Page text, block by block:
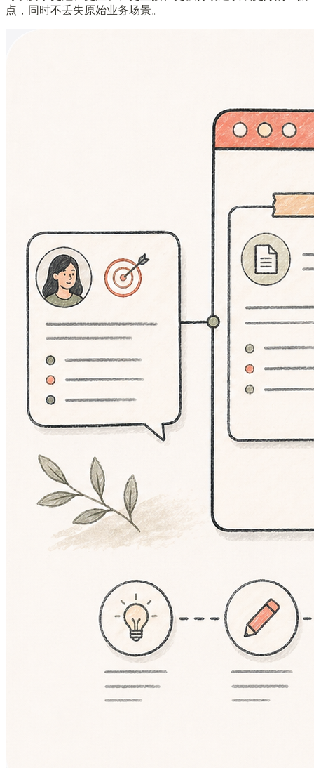
点，同时不丢失原始业务场景。